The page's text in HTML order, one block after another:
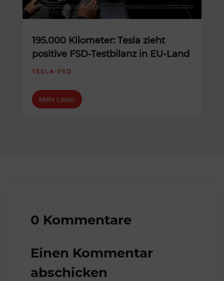
195.000 Kilometer: Tesla zieht
positive FSD-Testbilanz in EU-Land
TESLA-FSD
Mehr Lesen
0 Kommentare
Einen Kommentar
abschicken